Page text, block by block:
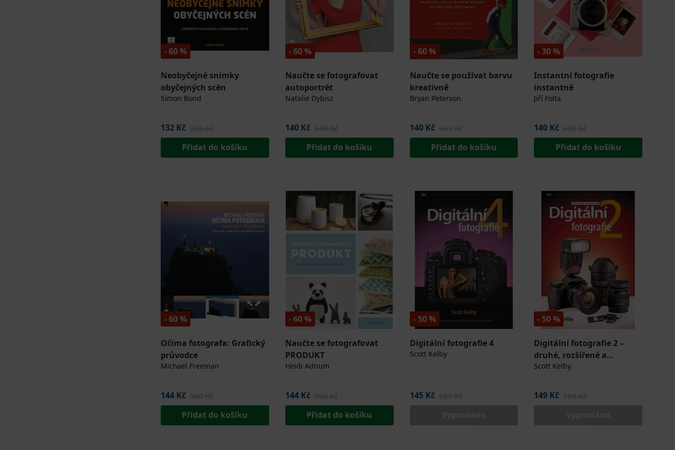
- 60 %
Neobyčejné snímky
obyčejných scén
Simon Bond
132 Kč 329 Kč
Přidat do košíku
- 60 %
Naučte se fotografovat
autoportrét
Natalie Dybisz
140 Kč 349 Kč
Přidat do košíku
- 60 %
Naučte se používat barvu
kreativně
Bryan Peterson
140 Kč 349 Kč
Přidat do košíku
- 30 %
Instantní fotografie
instantně
Jiří Folta
140 Kč 200 Kč
Přidat do košíku
- 60 %
Očima fotografa: Grafický
průvodce
Michael Freeman
144 Kč 360 Kč
Přidat do košíku
- 60 %
Naučte se fotografovat
PRODUKT
Heidi Adnum
144 Kč 360 Kč
Přidat do košíku
- 50 %
Digitální fotografie 4
Scott Kelby
145 Kč 289 Kč
- 50 %
Digitální fotografie 2 –
druhé, rozšířené a
doplněné vydání
Scott Kelby
149 Kč 298 Kč